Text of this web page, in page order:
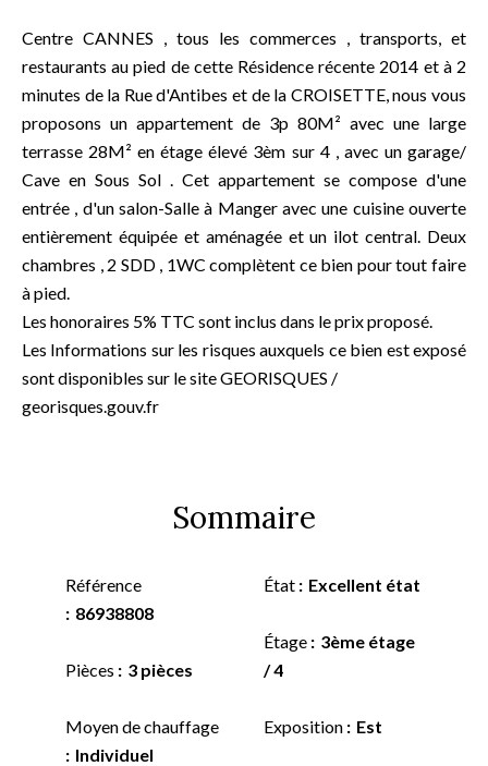
Centre CANNES , tous les commerces , transports, et
restaurants au pied de cette Résidence récente 2014 et à 2
minutes de la Rue d'Antibes et de la CROISETTE, nous vous
proposons un appartement de 3p 80M² avec une large
terrasse 28M² en étage élevé 3èm sur 4 , avec un garage/
Cave en Sous Sol . Cet appartement se compose d'une
entrée , d'un salon-Salle à Manger avec une cuisine ouverte
entièrement équipée et aménagée et un ilot central. Deux
chambres , 2 SDD , 1WC complètent ce bien pour tout faire
à pied.
Les honoraires 5% TTC sont inclus dans le prix proposé.
Les Informations sur les risques auxquels ce bien est exposé
sont disponibles sur le site GEORISQUES /
georisques.gouv.fr
Sommaire
Référence
86938808
Pièces 3 pièces
Moyen de chauffage
Individuel
État Excellent état
Étage
3ème étage
/ 4
Exposition Est